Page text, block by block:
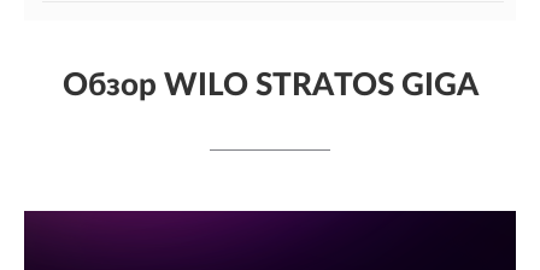
Обзор WILO STRATOS GIGA